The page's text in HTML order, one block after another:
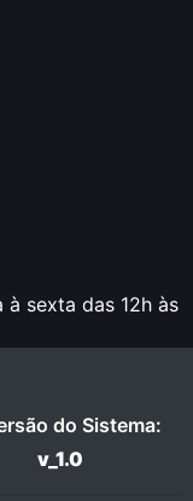
sexta das 12h às
do Sistema:
v_1.0